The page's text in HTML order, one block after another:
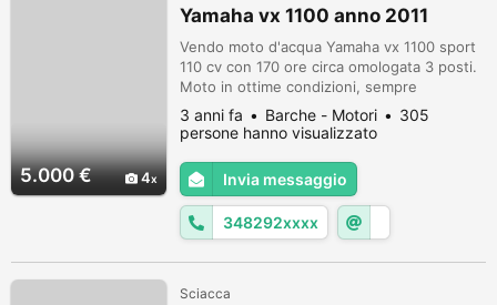
5.000 € 4
Yamaha vx 1100 anno 2011
Vendo moto d'acqua Yamaha vx 1100 sport
110 cv con 170 ore circa omologata 3 posti.
Moto in ottime condizioni, sempre
tagliandata presso officina autorizzata
Yamaha, risciacqui effettuati dopo ogni
uscita. Consumi bassissimi. Non vendo
pedana. No scambi. Possibilità di spedizione
in tutta Italia. Seadoo, Kawasaki, Polaris. Per
info tel: 3482927101.
3 anni fa Barche - Motori
305
persone hanno visualizzato
Invia messaggio
348292xxxx
Sciacca